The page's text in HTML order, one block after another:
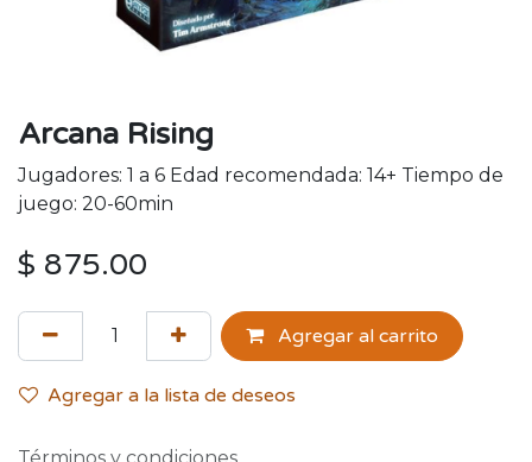
Arcana Rising
Jugadores: 1 a 6 Edad recomendada: 14+ Tiempo de
juego: 20-60min
$ 875.00
Agregar al carrito
Agregar a la lista de deseos